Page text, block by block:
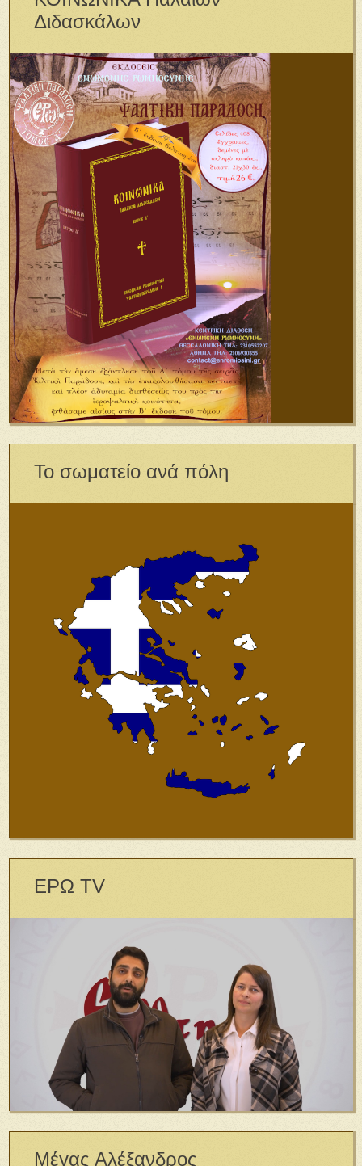
Διδασκάλων
Το σωματείο ανά πόλη
ΕΡΩ TV
Μέγας Αλέξανδρος